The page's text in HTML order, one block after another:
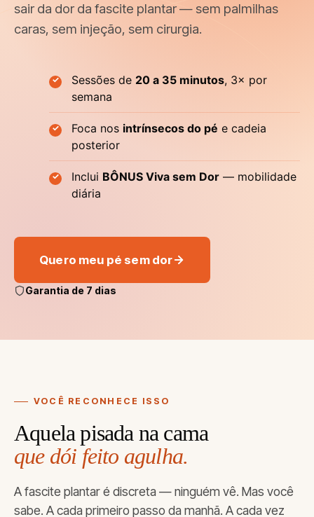
sair da dor da fascite plantar — sem palmilhas
caras, sem injeção, sem cirurgia.
Sessões de 20 a 35 minutos, 3× por
semana
Foca nos intrínsecos do pé e cadeia
posterior
Inclui BÔNUS Viva sem Dor — mobilidade
diária
Quero meu pé sem dor
Garantia de 7 dias
VOCÊ RECONHECE ISSO
Aquela pisada na cama
que dói feito agulha.
A fascite plantar é discreta — ninguém vê. Mas você
sabe. A cada primeiro passo da manhã. A cada vez